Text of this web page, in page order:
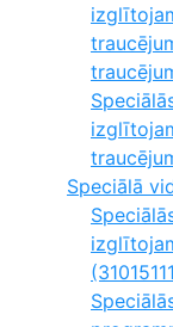
Speciālā